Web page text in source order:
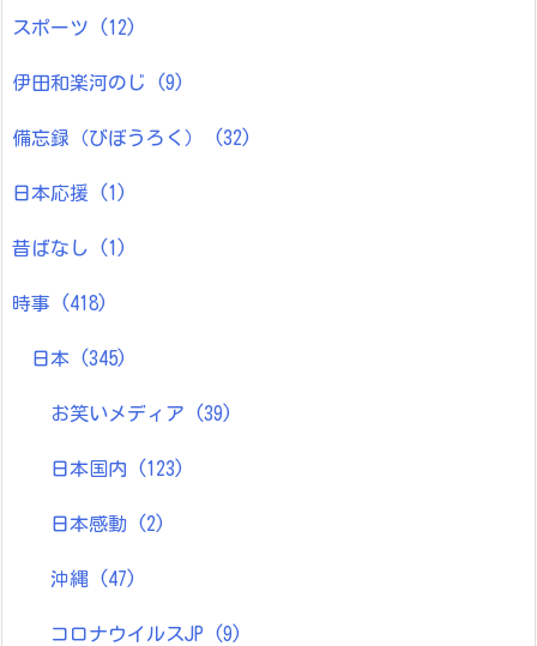
スポーツ (12)
伊田和楽河のじ (9)
備忘録（びぼうろく） (32)
日本応援 (1)
昔ばなし (1)
時事 (418)
日本 (345)
お笑いメディア (39)
日本国内 (123)
日本感動 (2)
沖縄 (47)
コロナウイルスJP (9)